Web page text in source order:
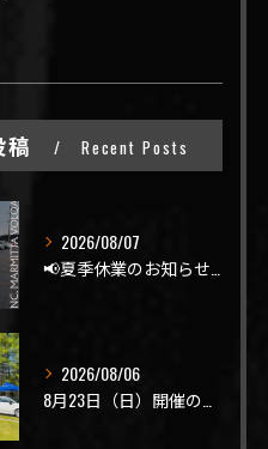
稿 Recent Posts
2026/08/07
2026/08/06